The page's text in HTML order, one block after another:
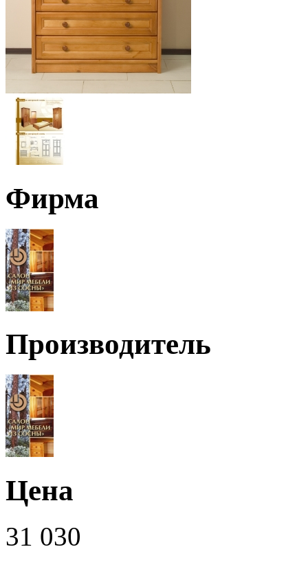
Фирма
Производитель
Цена
31 030